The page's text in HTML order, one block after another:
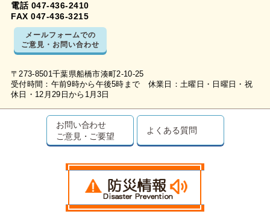
電話 047-436-2410
FAX 047-436-3215
メールフォームでの
ご意見・お問い合わせ
〒273-8501千葉県船橋市湊町2-10-25
受付時間：午前9時から午後5時まで 休業日：土曜日・日曜日・祝
休日・12月29日から1月3日
お問い合わせ
ご意見・ご要望
よくある質問